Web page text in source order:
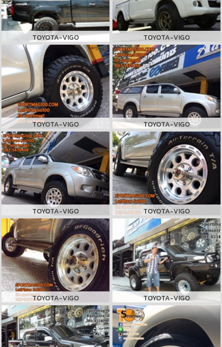
TOYOTA-VIGO TOYOTA-VIGO
TOYOTA-VIGO TOYOTA-VIGO
TOYOTA-VIGO TOYOTA-VIGO
TOYOTA-VIGO TOYOTA-VIGO